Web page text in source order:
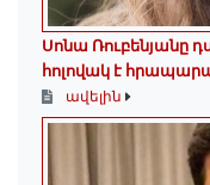
Սոնա Ռուբենյանը
հոլովակ է
ավելին